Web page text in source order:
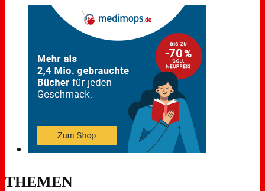
THEMEN